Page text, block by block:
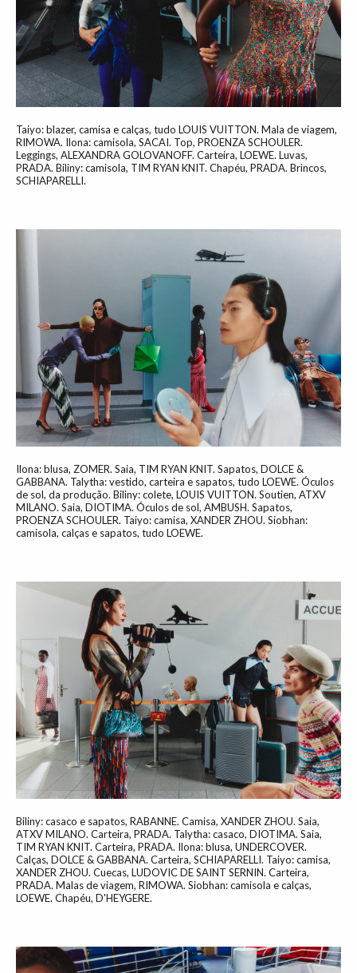
Taiyo: blazer, camisa e calças, tudo LOUIS VUITTON. Mala de viagem,
RIMOWA. Ilona: camisola, SACAI. Top, PROENZA SCHOULER.
Leggings, ALEXANDRA GOLOVANOFF. Carteira, LOEWE. Luvas,
PRADA. Biliny: camisola, TIM RYAN KNIT. Chapéu, PRADA. Brincos,
SCHIAPARELLI.
Ilona: blusa, ZOMER. Saia, TIM RYAN KNIT. Sapatos, DOLCE &
GABBANA. Talytha: vestido, carteira e sapatos, tudo LOEWE. Óculos
de sol, da produção. Biliny: colete, LOUIS VUITTON. Soutien, ATXV
MILANO. Saia, DIOTIMA. Óculos de sol, AMBUSH. Sapatos,
PROENZA SCHOULER. Taiyo: camisa, XANDER ZHOU. Siobhan:
camisola, calças e sapatos, tudo LOEWE.
Biliny: casaco e sapatos, RABANNE. Camisa, XANDER ZHOU. Saia,
ATXV MILANO. Carteira, PRADA. Talytha: casaco, DIOTIMA. Saia,
TIM RYAN KNIT. Carteira, PRADA. Ilona: blusa, UNDERCOVER.
Calças, DOLCE & GABBANA. Carteira, SCHIAPARELLI. Taiyo: camisa,
XANDER ZHOU. Cuecas, LUDOVIC DE SAINT SERNIN. Carteira,
PRADA. Malas de viagem, RIMOWA. Siobhan: camisola e calças,
LOEWE. Chapéu, D'HEYGERE.